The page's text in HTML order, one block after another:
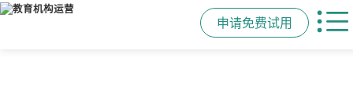
申请免费试用